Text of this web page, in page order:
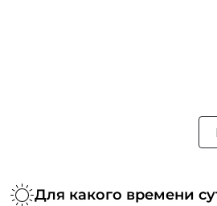
Для какого времени